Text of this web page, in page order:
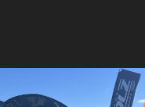
larger version